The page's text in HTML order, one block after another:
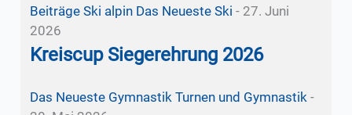
Beiträge Ski alpin Das Neueste Ski - 27. Juni
2026
Kreiscup Siegerehrung 2026
Das Neueste Gymnastik Turnen und Gymnastik-